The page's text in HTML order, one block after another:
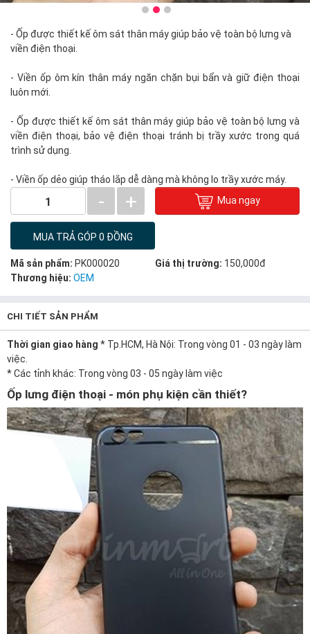
- Ốp được thiết kế ôm sát thân máy giúp bảo vệ toàn bộ lưng và
viền điện thoại.
- Viền ốp ôm kín thân máy ngăn chặn bụi bẩn và giữ điện thoại
luôn mới.
- Ốp được thiết kế ôm sát thân máy giúp bảo vệ toàn bộ lưng và
viền điện thoại, bảo vệ điện thoại tránh bị trầy xước trong quá
trình sử dụng.
- Viền ốp dẻo giúp tháo lắp dễ dàng mà không lo trầy xước máy.
1 - + Mua ngay
MUA TRẢ GÓP 0 ĐỒNG
Mã sản phẩm: PK000020 Giá thị trường: 150,000đ
Thương hiệu: OEM
CHI TIẾT SẢN PHẨM
Thời gian giao hàng * Tp.HCM, Hà Nội: Trong vòng 01 - 03 ngày làm
việc.
* Các tỉnh khác: Trong vòng 03 - 05 ngày làm việc
Ốp lưng điện thoại - món phụ kiện cần thiết?